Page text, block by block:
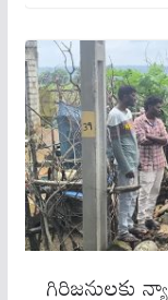
గిరిజనులకు